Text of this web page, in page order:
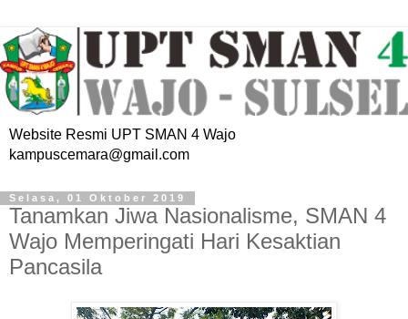
Website Resmi UPT SMAN 4 Wajo
kampuscemara@gmail.com
Selasa, 01 Oktober 2019
Tanamkan Jiwa Nasionalisme, SMAN 4
Wajo Memperingati Hari Kesaktian
Pancasila